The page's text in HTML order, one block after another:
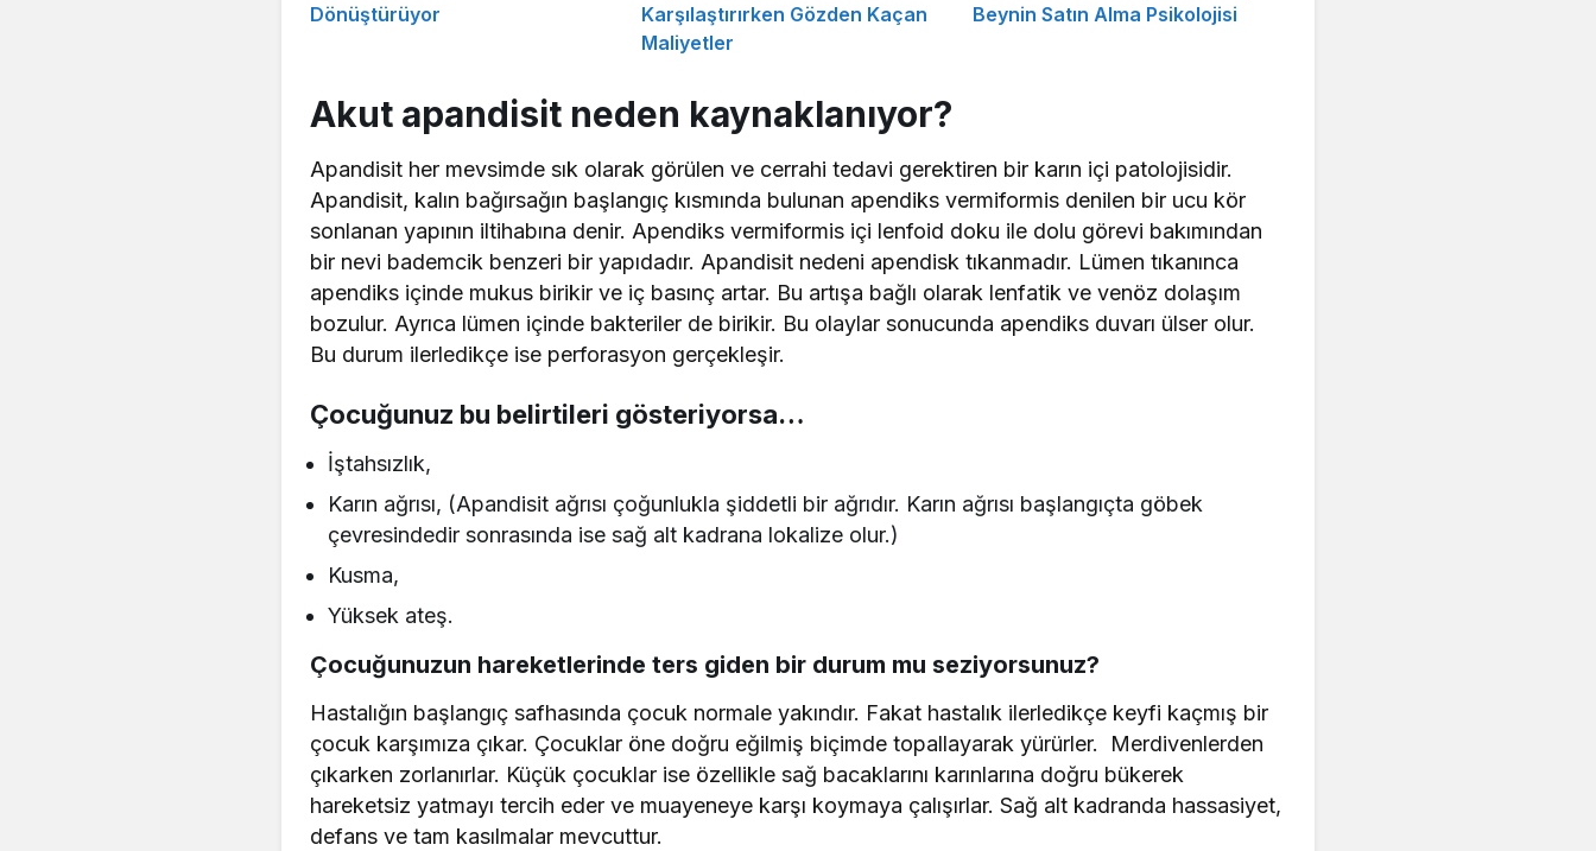
Dönüştürüyor
Karşılaştırırken Gözden Kaçan
Maliyetler
Beynin Satın Alma Psikolojisi
Akut apandisit neden kaynaklanıyor?
Apandisit her mevsimde sık olarak görülen ve cerrahi tedavi gerektiren bir karın içi patolojisidir.
Apandisit, kalın bağırsağın başlangıç kısmında bulunan apendiks vermiformis denilen bir ucu kör
sonlanan yapının iltihabına denir. Apendiks vermiformis içi lenfoid doku ile dolu görevi bakımından
bir nevi bademcik benzeri bir yapıdadır. Apandisit nedeni apendisk tıkanmadır. Lümen tıkanınca
apendiks içinde mukus birikir ve iç basınç artar. Bu artışa bağlı olarak lenfatik ve venöz dolaşım
bozulur. Ayrıca lümen içinde bakteriler de birikir. Bu olaylar sonucunda apendiks duvarı ülser olur.
Bu durum ilerledikçe ise perforasyon gerçekleşir.
Çocuğunuz bu belirtileri gösteriyorsa…
İştahsızlık,
Karın ağrısı, (Apandisit ağrısı çoğunlukla şiddetli bir ağrıdır. Karın ağrısı başlangıçta göbek
çevresindedir sonrasında ise sağ alt kadrana lokalize olur.)
Kusma,
Yüksek ateş.
Çocuğunuzun hareketlerinde ters giden bir durum mu seziyorsunuz?
Hastalığın başlangıç safhasında çocuk normale yakındır. Fakat hastalık ilerledikçe keyfi kaçmış bir
çocuk karşımıza çıkar. Çocuklar öne doğru eğilmiş biçimde topallayarak yürürler. Merdivenlerden
çıkarken zorlanırlar. Küçük çocuklar ise özellikle sağ bacaklarını karınlarına doğru bükerek
hareketsiz yatmayı tercih eder ve muayeneye karşı koymaya çalışırlar. Sağ alt kadranda hassasiyet,
defans ve tam kasılmalar mevcuttur.